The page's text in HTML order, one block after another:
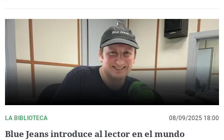
LA BIBLIOTECA 08/09/2025 18:00
Blue Jeans introduce al lector en el mundo